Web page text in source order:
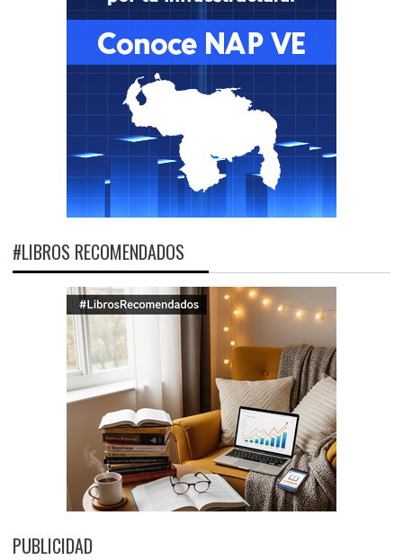
#LIBROS RECOMENDADOS
PUBLICIDAD